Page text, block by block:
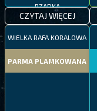
RZADKA
CZYTAJ WIĘCEJ
WIELKA RAFA KORALOWA
PARMA PLAMKOWANA